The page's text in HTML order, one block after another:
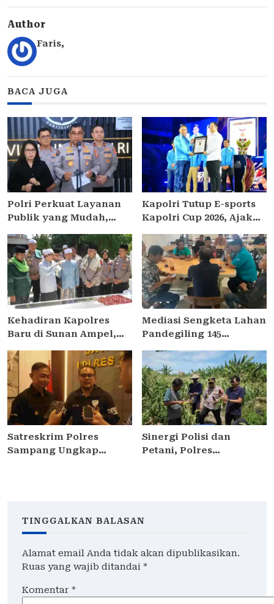
Author
Faris,
BACA JUGA
Polri Perkuat Layanan
Publik yang Mudah,
melalui SuperApp Polri
Kapolri Tutup E-sports
Kapolri Cup 2026, Ajak
Duta Kamtibmas dan
Aktif Laporkan
Gangguan Ke 110
Kehadiran Kapolres
Baru di Sunan Ampel,
Teguhkan Sinergi Polri
dan Ulama
Mediasi Sengketa Lahan
Pandegiling 145
Deadlock, Polrestabes
Imbau Kedua Pihak
Jaga Kamtibmas
Satreskrim Polres
Sampang Ungkap
Sinergi Polisi dan
Petani, Polres
TINGGALKAN BALASAN
Alamat email Anda tidak akan dipublikasikan.
Ruas yang wajib ditandai *
Komentar *